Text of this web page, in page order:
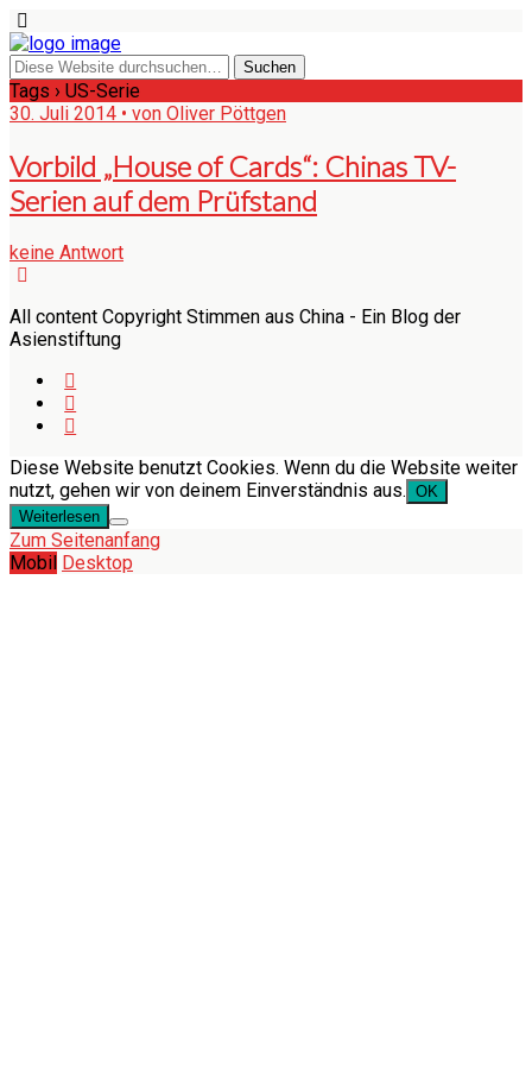
Tags › US-Serie
30. Juli 2014 • von Oliver Pöttgen
Vorbild „House of Cards“: Chinas TV-
Serien auf dem Prüfstand
keine Antwort
All content Copyright Stimmen aus China - Ein Blog der
Asienstiftung
Diese Website benutzt Cookies. Wenn du die Website weiter
nutzt, gehen wir von deinem Einverständnis aus. OK
Weiterlesen
Zum Seitenanfang
Mobil Desktop